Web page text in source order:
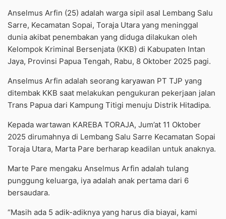
Anselmus Arfin (25) adalah warga sipil asal Lembang Salu
Sarre, Kecamatan Sopai, Toraja Utara yang meninggal
dunia akibat penembakan yang diduga dilakukan oleh
Kelompok Kriminal Bersenjata (KKB) di Kabupaten Intan
Jaya, Provinsi Papua Tengah, Rabu, 8 Oktober 2025 pagi.
Anselmus Arfin adalah seorang karyawan PT TJP yang
ditembak KKB saat melakukan pengukuran pekerjaan jalan
Trans Papua dari Kampung Titigi menuju Distrik Hitadipa.
Kepada wartawan KAREBA TORAJA, Jum’at 11 Oktober
2025 dirumahnya di Lembang Salu Sarre Kecamatan Sopai
Toraja Utara, Marta Pare berharap keadilan untuk anaknya.
Marte Pare mengaku Anselmus Arfin adalah tulang
punggung keluarga, iya adalah anak pertama dari 6
bersaudara.
“Masih ada 5 adik-adiknya yang harus dia biayai, kami